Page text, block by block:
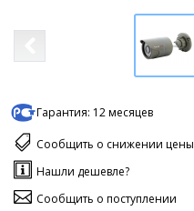
Гарантия: 12 месяцев
Сообщить о снижении цены
Нашли дешевле?
Сообщить о поступлении